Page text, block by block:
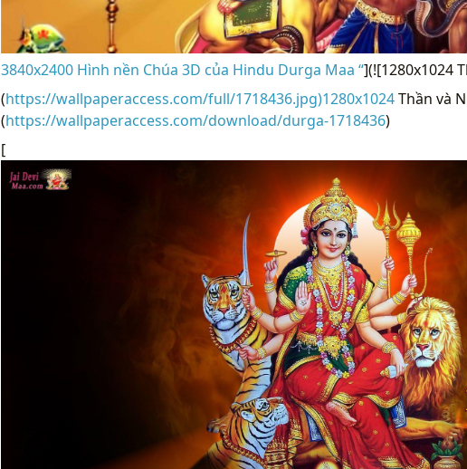
3840x2400 Hình nền Chúa 3D của Hindu Durga Maa “](![1280x1024
(https://wallpaperaccess.com/full/1718436.jpg)1280x1024Thần và
(https://wallpaperaccess.com/download/durga-1718436)
[